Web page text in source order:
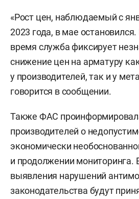
«Рост цен, наблюдаемый с
2023 года, в мае
время служба фиксирует
снижение цен на арматуру
у производителей, так и у
говорится в сообщении.
Также ФАС
производителей о
экономически
и продолжении мониторинга.
выявления нарушений
законодательства будут